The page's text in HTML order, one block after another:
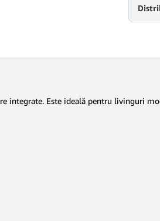
integrate. Este ideală pentru livinguri